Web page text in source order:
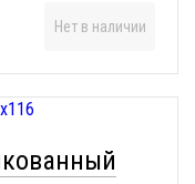
Нет в наличии